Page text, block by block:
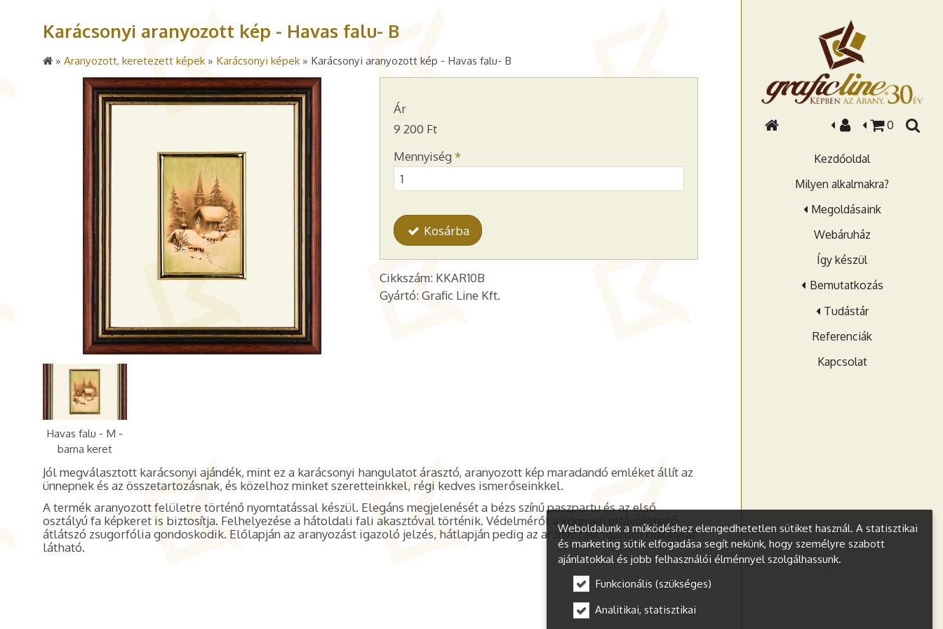
0
Kezdőoldal
Milyen alkalmakra?
Megoldásaink
Webáruház
Így készül
Bemutatkozás
Tudástár
Referenciák
Kapcsolat
Karácsonyi aranyozott kép - Havas falu- B
» Aranyozott, keretezett képek» Karácsonyi képek» Karácsonyi aranyozott kép - Havas falu- B
Havas falu - M -
barna keret
Ár
9 200 Ft
Mennyiség *
Kosárba
Cikkszám: KKAR10B
Gyártó: Grafic Line Kft.
Jól megválasztott karácsonyi ajándék, mint ez a karácsonyi hangulatot árasztó, aranyozott kép maradandó emléket állít az
ünnepnek és az összetartozásnak, és közelhoz minket szeretteinkkel, régi kedves ismerőseinkkel.
A termék aranyozott felületre történő nyomtatással készül. Elegáns megjelenését a bézs színű paszpartu és az első
osztályú fa képkeret is biztosítja. Felhelyezése a hátoldali fali akasztóval történik. Védelméről a könnyen eltávolítható
átlátszó zsugorfólia gondoskodik. Előlapján az aranyozást igazoló jelzés, hátlapján pedig az aranyozást igazoló bizonylat
látható.
Weboldalunk a működéshez elengedhetetlen sütiket használ. A statisztikai
és marketing sütik elfogadása segít nekünk, hogy személyre szabott
ajánlatokkal és jobb felhasználói élménnyel szolgálhassunk.
Funkcionális (szükséges)
Analitikai, statisztikai